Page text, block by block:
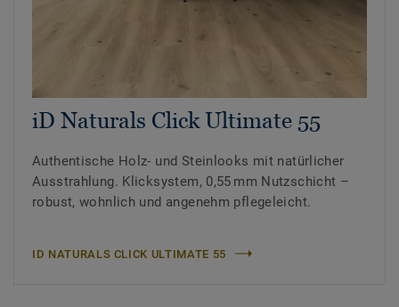
iD Naturals Click Ultimate 55
Authentische Holz- und Steinlooks mit natürlicher
Ausstrahlung. Klicksystem, 0,55 mm Nutzschicht –
robust, wohnlich und angenehm pflegeleicht.
ID NATURALS CLICK ULTIMATE 55